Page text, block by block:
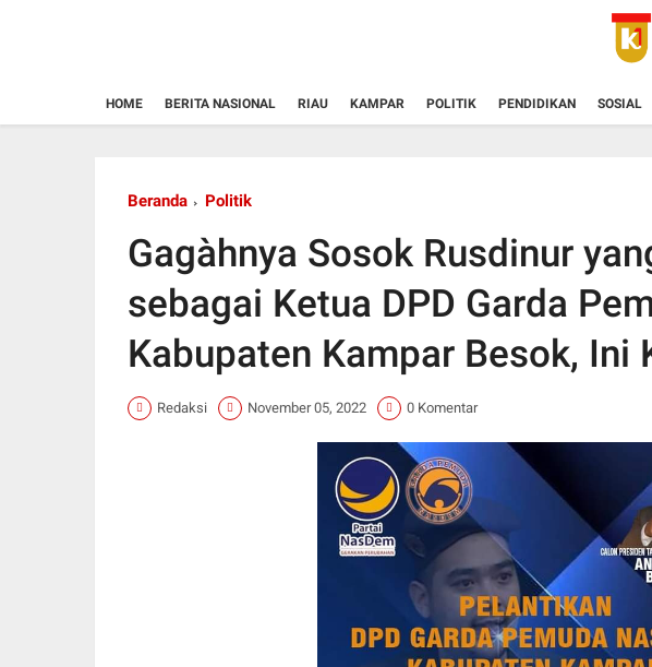
HOME BERITA NASIONAL RIAU KAMPAR POLITIK PENDIDIKAN SOSIAL
Beranda Politik
Gagàhnya Sosok Rusdinur
sebagai Ketua DPD Garda
Kabupaten Kampar Besok, Ini
Redaksi November 05, 2022 0 Komentar